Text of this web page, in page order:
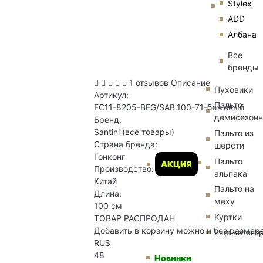
Stylex
ADD
Албана
Все
бренды
АКЦИЯ
Пуховики
Пальто
Пальто из
шерсти
Пальто
альпака
Пальто на
меху
Куртки
Еще
Новинки
1 отзывов Описание
Артикул:
FC11-8205-BEG/SAB.100-71-бежевый
Бренд:
Santini (все товары)
Страна бренда:
Гонконг
Производство:
Китай
Длина:
100 см
ТОВАР РАСПРОДАН
Добавить в корзину можно и без
RUS
48